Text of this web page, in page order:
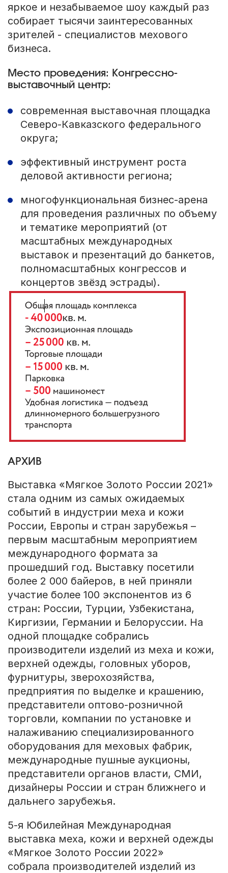
яркое и незабываемое шоу каждый раз
собирает тысячи заинтересованных
зрителей - специалистов мехового
бизнеса.
Место проведения: Конгрессно-
выставочный центр:
современная выставочная площадка
Северо-Кавказского федерального
округа;
эффективный инструмент роста
деловой активности региона;
многофункциональная бизнес-арена
для проведения различных по объему
и тематике мероприятий (от
масштабных международных
выставок и презентаций до банкетов,
полномасштабных конгрессов и
концертов звёзд эстрады).
АРХИВ
Выставка «Мягкое Золото России 2021»
стала одним из самых ожидаемых
событий в индустрии меха и кожи
России, Европы и стран зарубежья –
первым масштабным мероприятием
международного формата за
прошедший год. Выставку посетили
более 2 000 байеров, в ней приняли
участие более 100 экспонентов из 6
стран: России, Турции, Узбекистана,
Киргизии, Германии и Белоруссии. На
одной площадке собрались
производители изделий из меха и кожи,
верхней одежды, головных уборов,
фурнитуры, зверохозяйства,
предприятия по выделке и крашению,
представители оптово-розничной
торговли, компании по установке и
налаживанию специализированного
оборудования для меховых фабрик,
международные пушные аукционы,
представители органов власти, СМИ,
дизайнеры России и стран ближнего и
дальнего зарубежья.
5-я Юбилейная Международная
выставка меха, кожи и верхней одежды
«Мягкое Золото России 2022»
собрала производителей изделий из